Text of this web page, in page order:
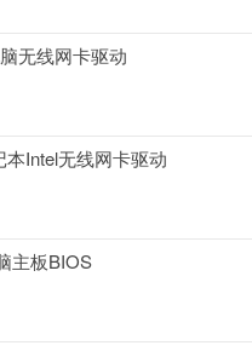
无线网卡驱动
Intel无线网卡驱动
主板BIOS